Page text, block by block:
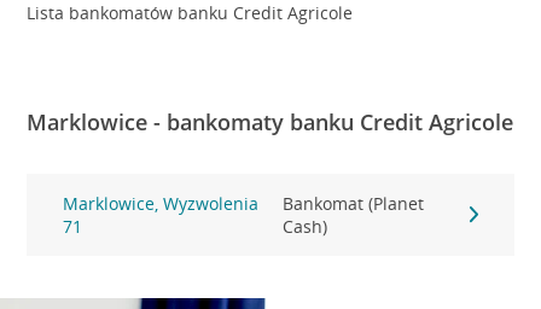
Lista bankomatów banku Credit Agricole
Marklowice - bankomaty banku Credit Agricole
Marklowice, Wyzwolenia
71
Bankomat (Planet
Cash)